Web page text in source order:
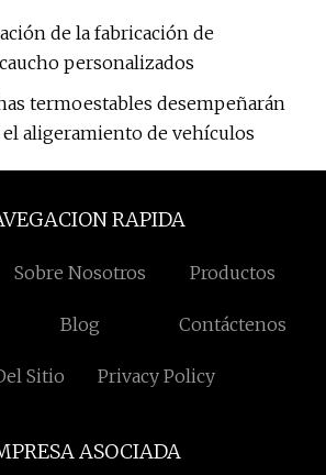
de la fabricación de
personalizados
termoestables desempeñarán
aligeramiento de vehículos
RAPIDA
Sobre Nosotros Productos
Blog Contáctenos
Sitio Privacy Policy
ASOCIADA